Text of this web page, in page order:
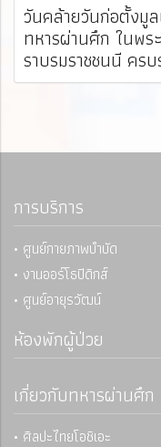
วันคล้ายวันก่อตั้งมู
ทหารผ่านศึก ในพร
ราบรมราชชนนี คร
การบริการ
• ศูนย์กายภาพบำบัด
• งานออร์โธปิดิกส์
• ศูนย์อายุรวัฒน์
ห้องพักผู้ป่วย
เกี่ยวกับทหารผ่านศึก
• ศิลปะไทยโอชิเอะ